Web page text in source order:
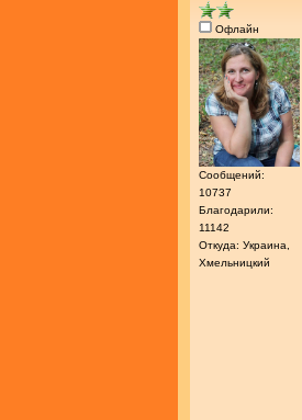
Офлайн
Сообщений:
10737
Благодарили:
11142
Откуда: Украина,
Хмельницкий